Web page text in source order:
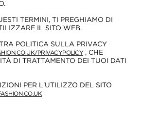
TERMINI, TI PREGHIAMO DI
IL SITO WEB.
POLITICA SULLA PRIVACY
PRIVACYPOLICY , CHE
DI TRATTAMENTO DEI TUOI DATI
PER L'UTILIZZO DEL SITO